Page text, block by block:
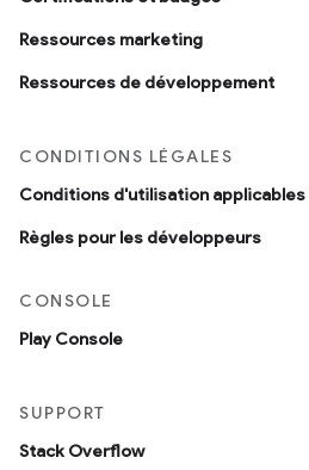
Ressources marketing
Ressources de développement
CONDITIONS LÉGALES
Conditions d'utilisation
Règles pour les développeurs
CONSOLE
Play Console
SUPPORT
Stack Overflow